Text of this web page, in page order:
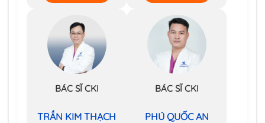
BÁC SĨ CKI
TRẦN KIM THẠCH
BÁC SĨ CKI
PHÚ QUỐC AN